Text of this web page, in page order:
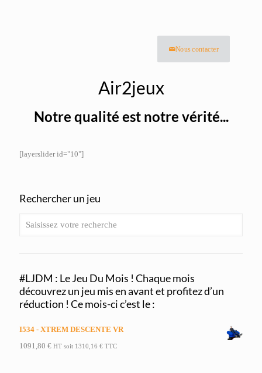
Nous contacter
Air2jeux
Notre qualité est notre vérité...
[layerslider id="10"]
Rechercher un jeu
#LJDM : Le Jeu Du Mois ! Chaque mois
découvrez un jeu mis en avant et profitez d’un
réduction ! Ce mois-ci c’est le :
I534 - XTREM DESCENTE VR
1091,80 € HT soit 1310,16 € TTC